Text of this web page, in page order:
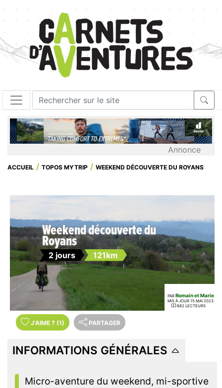
Annonce
ACCUEIL TOPOS MYTRIP WEEKEND DÉCOUVERTE DU ROYANS
Weekend découverte du
Royans
2 jours 121km
PAR Romain et Marie
MIS À JOUR 15 MAI 2023
682 LECTEURS
J'AIME ? (1) PARTAGER
INFORMATIONS GÉNÉRALES
Micro-aventure du weekend, mi-sportive